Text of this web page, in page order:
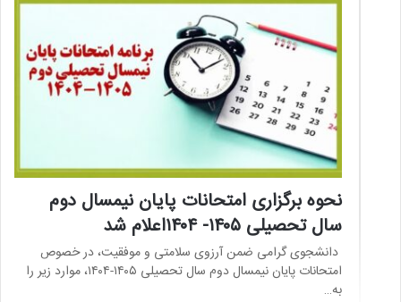
نحوه برگزاری امتحانات پایان نیمسال دوم
سال تحصیلی ۱۴۰۵- ۱۴۰۴اعلام شد
دانشجوی گرامی ضمن آرزوی سلامتی و موفقیت، در خصوص
امتحانات پایان نیمسال دوم سال تحصیلی ۱۴۰۵-۱۴۰۴، موارد زیر را
به…